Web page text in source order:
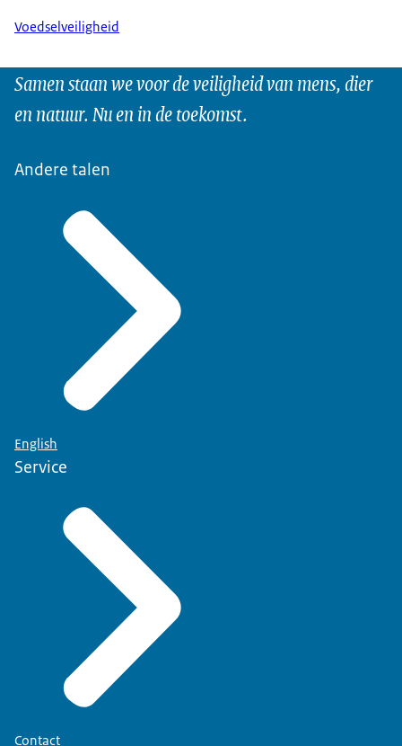
Voedselveiligheid
Samen staan we voor de veiligheid van mens, dier
en natuur. Nu en in de toekomst.
Andere talen
English
Service
Contact